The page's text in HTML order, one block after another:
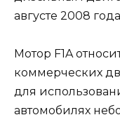
августе 2008
Мотор F1A
коммерческих
для
автомобилях